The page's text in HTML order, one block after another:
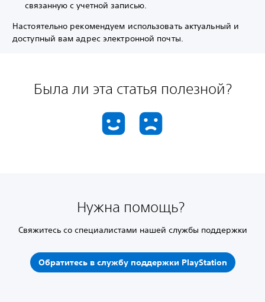
связанную с учетной записью.
Настоятельно рекомендуем использовать актуальный и
доступный вам адрес электронной почты.
Была ли эта статья полезной?
Нужна помощь?
Свяжитесь со специалистами нашей службы поддержки
Обратитесь в службу поддержки PlayStation